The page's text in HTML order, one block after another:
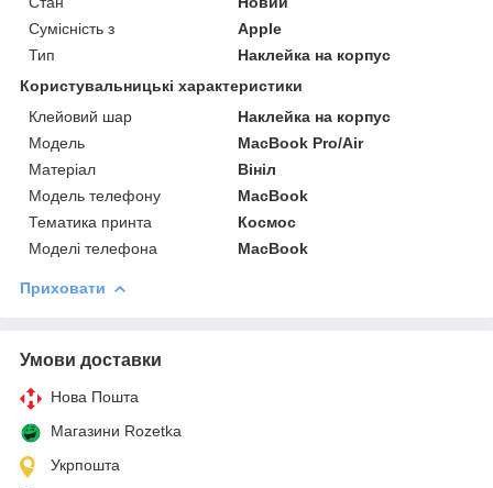
Сумісність з
Apple
Тип
Наклейка на корпус
Користувальницькі характеристики
Клейовий шар
Наклейка на корпус
Мoдель
MacBook Pro/Air
Матеріал
Вініл
Модель телефону
MacBook
Тематика принта
Космос
Моделі телефона
MacBook
Приховати
Умови доставки
Нова Пошта
Магазини Rozetka
Укрпошта